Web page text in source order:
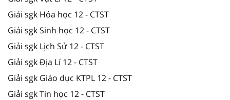
Giải sgk Hóa học 12 - CTST
Giải sgk Sinh học 12 - CTST
Giải sgk Lịch Sử 12 - CTST
Giải sgk Địa Lí 12 - CTST
Giải sgk Giáo dục KTPL 12 - CTST
Giải sgk Tin học 12 - CTST